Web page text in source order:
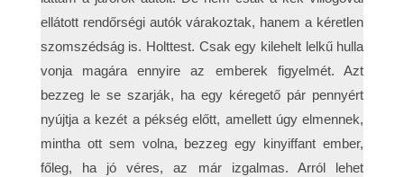
ellátott rendőrségi autók várakoztak, hanem a kéretlen
szomszédság is. Holttest. Csak egy kilehelt lelkű hulla
vonja magára ennyire az emberek figyelmét. Azt
bezzeg le se szarják, ha egy kéregető pár pennyért
nyújtja a kezét a pékség előtt, amellett úgy elmennek,
mintha ott sem volna, bezzeg egy kinyiffant ember,
főleg, ha jó véres, az már izgalmas. Arról lehet